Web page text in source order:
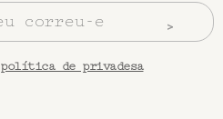
política de privadesa